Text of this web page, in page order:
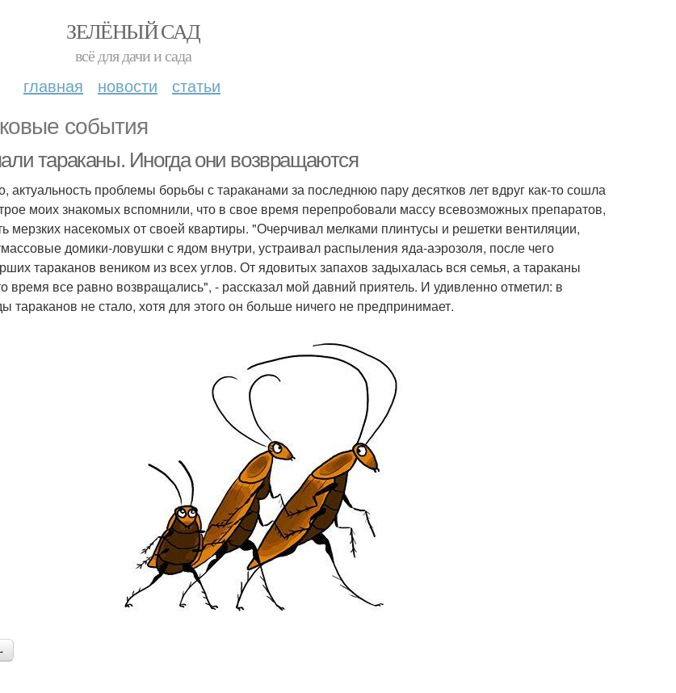
ЗЕЛЁНЫЙ САД
всё для дачи и сада
главная новости статьи
события
тараканы. Иногда они возвращаются
актуальность проблемы борьбы с тараканами за последнюю пару десятков лет вдруг как-то сошла
моих знакомых вспомнили, что в свое время перепробовали массу всевозможных препаратов,
мерзких насекомых от своей квартиры. "Очерчивал мелками плинтусы и решетки вентиляции,
домики-ловушки с ядом внутри, устраивал распыления яда-аэрозоля, после чего
тараканов веником из всех углов. От ядовитых запахов задыхалась вся семья, а тараканы
время все равно возвращались", - рассказал мой давний приятель. И удивленно отметил: в
тараканов не стало, хотя для этого он больше ничего не предпринимает.